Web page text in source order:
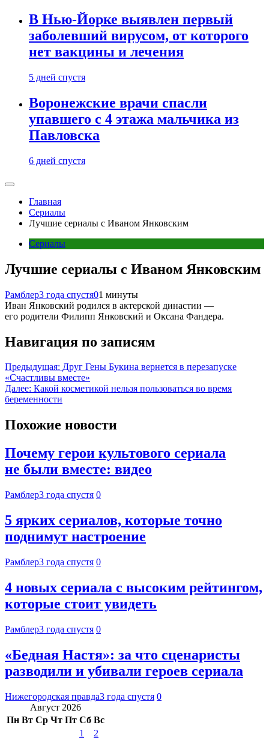
В Нью-Йорке выявлен первый
заболевший вирусом, от которого
нет вакцины и лечения
5 дней спустя
Воронежские врачи спасли
упавшего с 4 этажа мальчика из
Павловска
6 дней спустя
Главная
Сериалы
Лучшие сериалы с Иваном Янковским
Сериалы
Лучшие сериалы с Иваном Янковским
Рамблер3 года спустя01 минуты
Иван Янковский родился в актерской династии —
его родители Филипп Янковский и Оксана Фандера.
Навигация по записям
Предыдущая: Друг Гены Букина вернется в перезапуске
«Счастливы вместе»
Далее: Какой косметикой нельзя пользоваться во время
беременности
Похожие новости
Почему герои культового сериала
не были вместе: видео
Рамблер3 года спустя 0
5 ярких сериалов, которые точно
поднимут настроение
Рамблер3 года спустя 0
4 новых сериала с высоким рейтингом,
которые стоит увидеть
Рамблер3 года спустя 0
«Бедная Настя»: за что сценаристы
разводили и убивали героев сериала
Нижегородская правда3 года спустя 0
Август 2026
Пн Вт Ср Чт Пт Сб Вс
1
2